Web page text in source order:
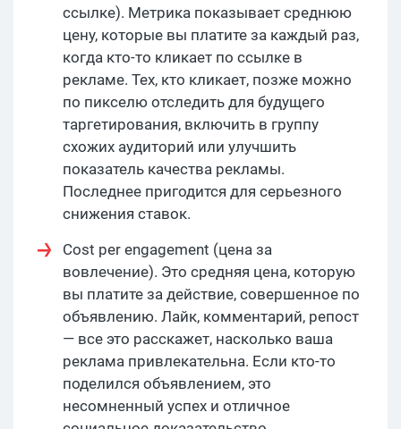
ссылке). Метрика показывает среднюю
цену, которые вы платите за каждый раз,
когда кто-то кликает по ссылке в
рекламе. Тех, кто кликает, позже можно
по пикселю отследить для будущего
таргетирования, включить в группу
схожих аудиторий или улучшить
показатель качества рекламы.
Последнее пригодится для серьезного
снижения ставок.
Cost per engagement (цена за
вовлечение). Это средняя цена, которую
вы платите за действие, совершенное по
объявлению. Лайк, комментарий, репост
— все это расскажет, насколько ваша
реклама привлекательна. Если кто-то
поделился объявлением, это
несомненный успех и отличное